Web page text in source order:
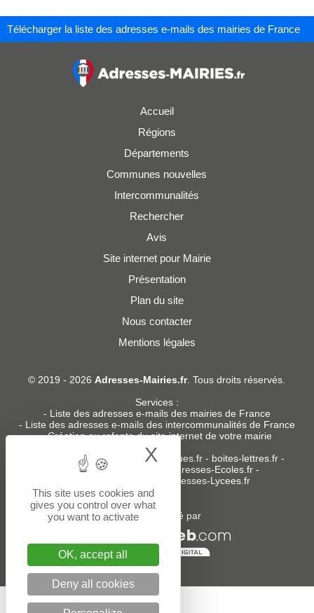
Télécharger la liste des adresses e-mails des mairies de France
Accueil
Régions
Départements
Communes nouvelles
Intercommunalités
Rechercher
Avis
Site internet pour Mairie
Présentation
Plan du site
Nous contacter
Mentions légales
© 2019 - 2026Adresses-Mairies.fr. Tous droits réservés.
Services :
- Liste des adresses e-mails des mairies de France
- Liste des adresses e-mails des intercommunalités de France
-Création ou refonte du site internet de votre mairie
Sites partenaires: donneespubliques.fr - boites-lettres.fr -
bureaux.boites-lettres.fr
Adresses-Ecoles.fr -
Adresses-Lycees.fr
Un service édité par
This site uses cookies and
gives you control over what
you want to activate
OK, accept all
Deny all cookies
X Hide cookie